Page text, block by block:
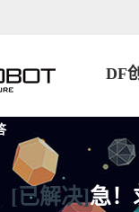
DF
[已解决]急！